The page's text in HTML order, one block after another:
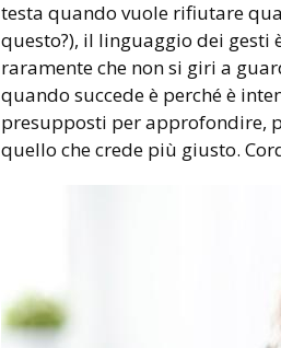
testa quando vuole rifiutare
questo?), il linguaggio dei gesti
raramente che non si giri a
quando succede è perché è
presupposti per approfondire,
quello che crede più giusto.